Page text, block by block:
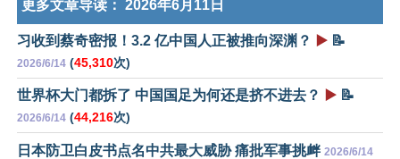
更多文章导读： 2026年6月11日
习收到蔡奇密报！3.2 亿中国人正被推向深渊？ ▶️ 📝
2026/6/14 (45,310次)
世界杯大门都拆了 中国国足为何还是挤不进去？ ▶️ 📝
2026/6/14 (44,216次)
日本防卫白皮书点名中共最大威胁 痛批军事挑衅 2026/6/14